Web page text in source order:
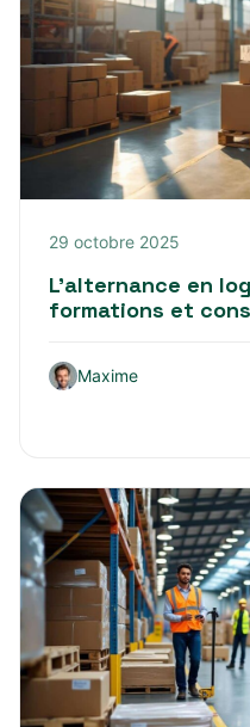
29 octobre 2025
L’alternance en
formations et
Maxime